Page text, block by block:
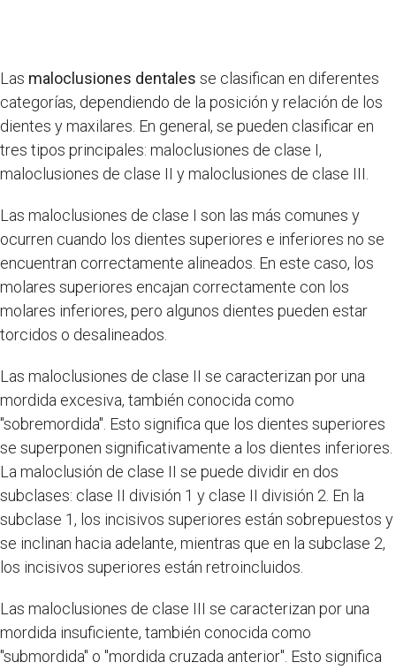
Las maloclusiones dentales se clasifican en diferentes
categorías, dependiendo de la posición y relación de los
dientes y maxilares. En general, se pueden clasificar en
tres tipos principales: maloclusiones de clase I,
maloclusiones de clase II y maloclusiones de clase III.
Las maloclusiones de clase I son las más comunes y
ocurren cuando los dientes superiores e inferiores no se
encuentran correctamente alineados. En este caso, los
molares superiores encajan correctamente con los
molares inferiores, pero algunos dientes pueden estar
torcidos o desalineados.
Las maloclusiones de clase II se caracterizan por una
mordida excesiva, también conocida como
"sobremordida". Esto significa que los dientes superiores
se superponen significativamente a los dientes inferiores.
La maloclusión de clase II se puede dividir en dos
subclases: clase II división 1 y clase II división 2. En la
subclase 1, los incisivos superiores están sobrepuestos y
se inclinan hacia adelante, mientras que en la subclase 2,
los incisivos superiores están retroincluidos.
Las maloclusiones de clase III se caracterizan por una
mordida insuficiente, también conocida como
"submordida" o "mordida cruzada anterior". Esto significa